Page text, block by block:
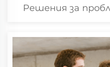
Решения за